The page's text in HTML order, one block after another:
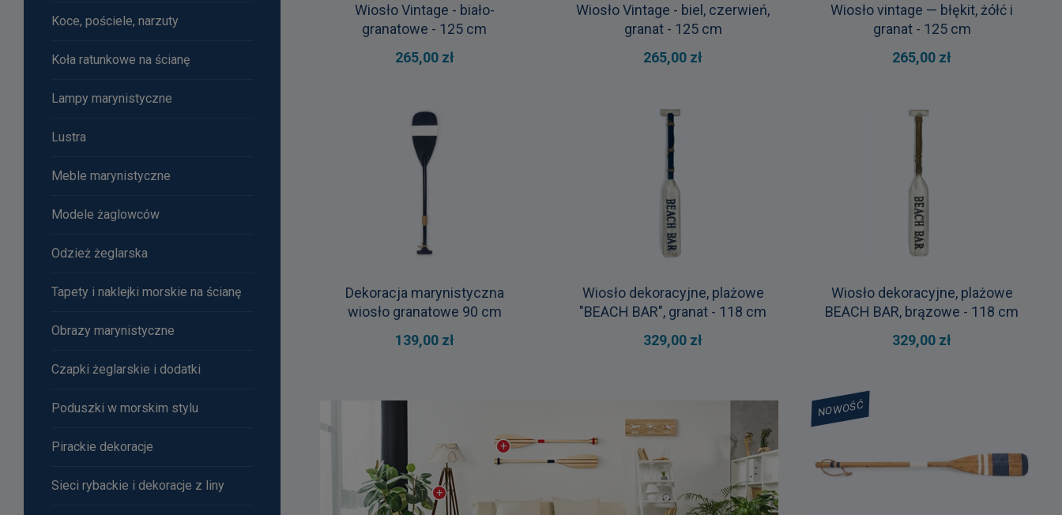
Koce, pościele, narzuty
Koła ratunkowe na ścianę
Lampy marynistyczne
Lustra
Meble marynistyczne
Modele żaglowców
Odzież żeglarska
Tapety i naklejki morskie na ścianę
Obrazy marynistyczne
Czapki żeglarskie i dodatki
Poduszki w morskim stylu
Pirackie dekoracje
Sieci rybackie i dekoracje z liny
Wiosło Vintage - biało-
granatowe - 125 cm
265,00 zł
Wiosło Vintage - biel, czerwień,
granat - 125 cm
265,00 zł
Wiosło vintage — błękit, żółć i
granat - 125 cm
265,00 zł
Dekoracja marynistyczna
wiosło granatowe 90 cm
139,00 zł
Wiosło dekoracyjne, plażowe
"BEACH BAR", granat - 118 cm
329,00 zł
Wiosło dekoracyjne, plażowe
BEACH BAR, brązowe - 118 cm
329,00 zł
NOWOŚĆ